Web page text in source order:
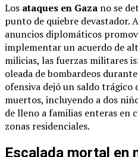
Los ataques en Gaza no se
punto de quiebre devastador.
anuncios diplomáticos
implementar un acuerdo de
milicias, las fuerzas militares
oleada de bombardeos
ofensiva dejó un saldo trágico
muertos, incluyendo a dos
de lleno a familias enteras en
zonas residenciales.
Escalada mortal en